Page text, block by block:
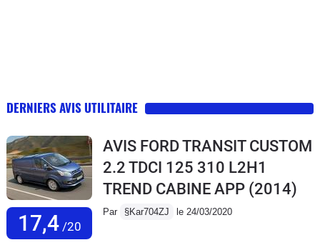
DERNIERS AVIS UTILITAIRE
17,4/20
AVIS FORD TRANSIT CUSTOM
2.2 TDCI 125 310 L2H1
TREND CABINE APP (2014)
Par §Kar704ZJ le 24/03/2020